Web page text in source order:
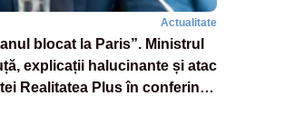
Actualitate
blocat la Paris”. Ministrul
explicații halucinante și atac
Realitatea Plus în conferința